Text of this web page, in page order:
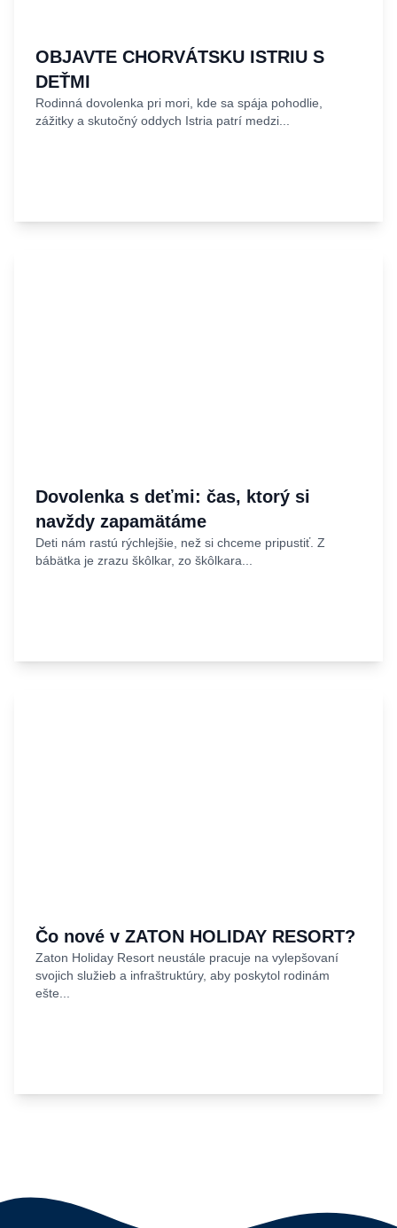
OBJAVTE CHORVÁTSKU ISTRIU S
DEŤMI
Rodinná dovolenka pri mori, kde sa spája pohodlie,
zážitky a skutočný oddych Istria patrí medzi...
Dovolenka s deťmi: čas, ktorý si
navždy zapamätáme
Deti nám rastú rýchlejšie, než si chceme pripustiť. Z
bábätka je zrazu škôlkar, zo škôlkara...
Čo nové v ZATON HOLIDAY RESORT?
Zaton Holiday Resort neustále pracuje na vylepšovaní
svojich služieb a infraštruktúry, aby poskytol rodinám
ešte...